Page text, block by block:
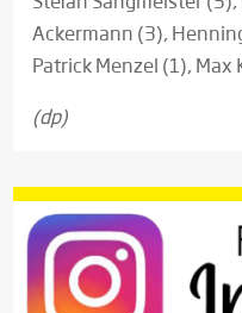
Ackermann (3),
Patrick Menzel (1), Max
(dp)